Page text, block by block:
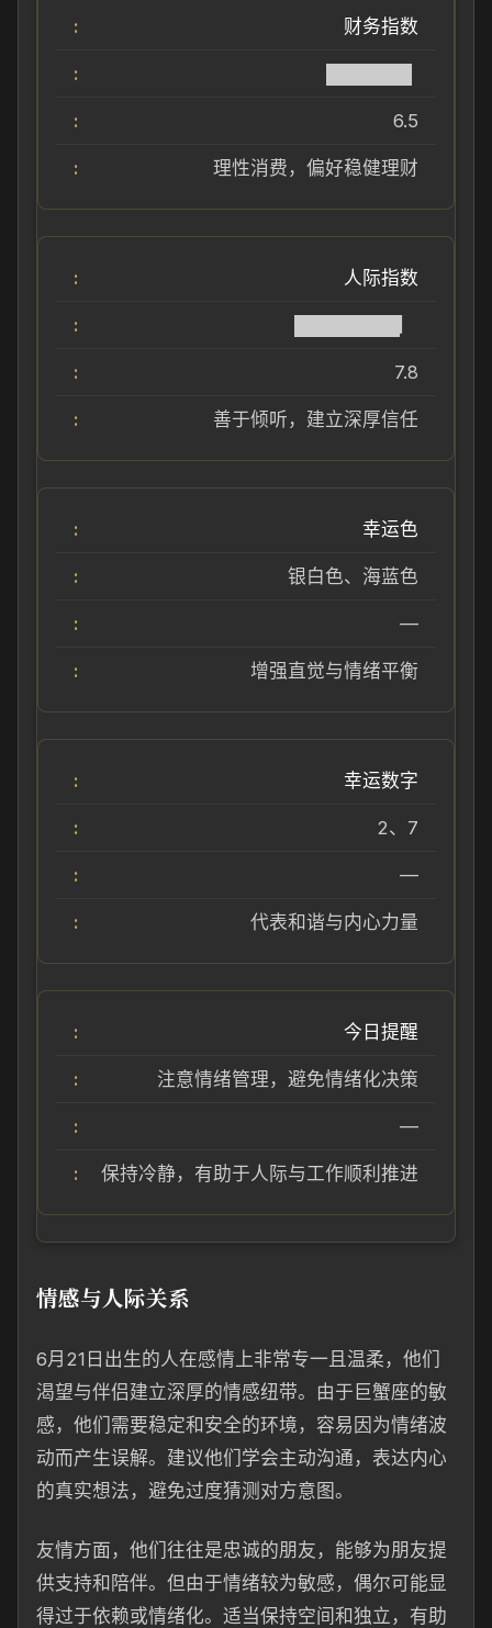
财务指数
6.5
理性消费，偏好稳健理财
人际指数
7.8
善于倾听，建立深厚信任
幸运色
银白色、海蓝色
—
增强直觉与情绪平衡
幸运数字
2、7
—
代表和谐与内心力量
今日提醒
注意情绪管理，避免情绪化决策
—
保持冷静，有助于人际与工作顺利推进
情感与人际关系
6月21日出生的人在感情上非常专一且温柔，他们
渴望与伴侣建立深厚的情感纽带。由于巨蟹座的敏
感，他们需要稳定和安全的环境，容易因为情绪波
动而产生误解。建议他们学会主动沟通，表达内心
的真实想法，避免过度猜测对方意图。
友情方面，他们往往是忠诚的朋友，能够为朋友提
供支持和陪伴。但由于情绪较为敏感，偶尔可能显
得过于依赖或情绪化。适当保持空间和独立，有助